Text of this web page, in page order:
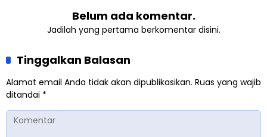
Belum ada komentar.
Jadilah yang pertama berkomentar disini.
Tinggalkan Balasan
Alamat email Anda tidak akan dipublikasikan. Ruas yang wajib
ditandai *